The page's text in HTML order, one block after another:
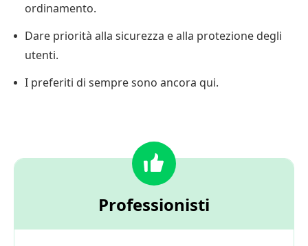
ordinamento.
Dare priorità alla sicurezza e alla protezione degli
utenti.
I preferiti di sempre sono ancora qui.
Professionisti